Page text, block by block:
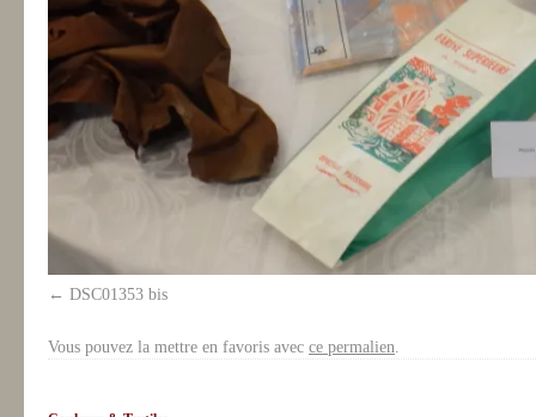
DSC01353 bis
Vous pouvez la mettre en favoris avec ce permalien